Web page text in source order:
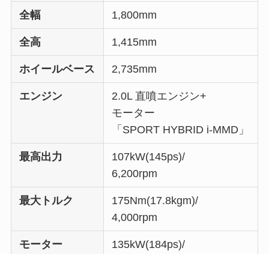
全幅 1,800mm
全高 1,415mm
ホイールベース 2,735mm
エンジン
2.0L 直噴エンジン+
モーター
「SPORT HYBRID i-MMD」
最高出力
107kW(145ps)/
6,200rpm
最大トルク
175Nm(17.8kgm)/
4,000rpm
モーター
135kW(184ps)/